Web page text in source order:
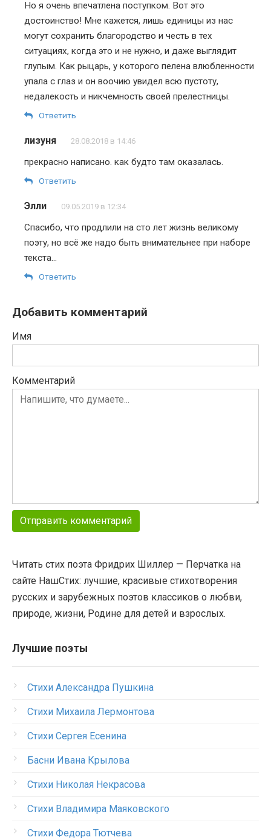
Но я очень впечатлена поступком. Вот это
достоинство! Мне кажется, лишь единицы из нас
могут сохранить благородство и честь в тех
ситуациях, когда это и не нужно, и даже выглядит
глупым. Как рыцарь, у которого пелена влюбленности
упала с глаз и он воочию увидел всю пустоту,
недалекость и никчемность своей прелестницы.
Ответить
лизуня 28.08.2018 в 14:46
прекрасно написано. как будто там оказалась.
Ответить
Элли 09.05.2019 в 12:34
Спасибо, что продлили на сто лет жизнь великому
поэту, но всё же надо быть внимательнее при наборе
текста…
Ответить
Добавить комментарий
Имя
Комментарий
Читать стих поэта Фридрих Шиллер — Перчатка на
сайте НашСтих: лучшие, красивые стихотворения
русских и зарубежных поэтов классиков о любви,
природе, жизни, Родине для детей и взрослых.
Лучшие поэты
Стихи Александра Пушкина
Стихи Михаила Лермонтова
Стихи Сергея Есенина
Басни Ивана Крылова
Стихи Николая Некрасова
Стихи Владимира Маяковского
Стихи Федора Тютчева